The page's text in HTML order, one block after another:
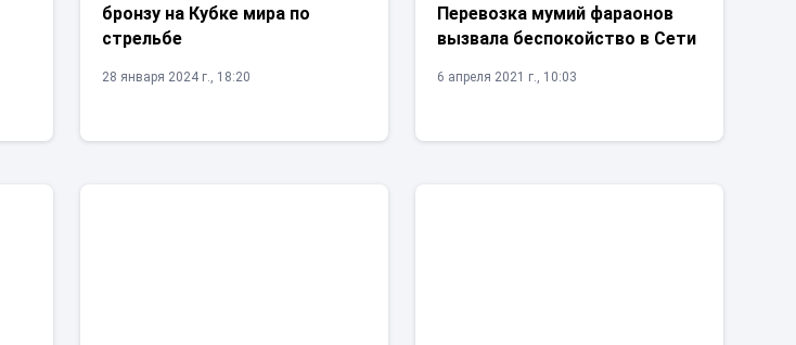
бронзу на Кубке мира по
стрельбе
28 января 2024 г., 18:20
Перевозка мумий фараонов
вызвала беспокойство в Сети
6 апреля 2021 г., 10:03